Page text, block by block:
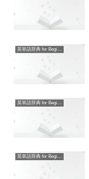
英単語辞典 for Beginners
英単語辞典 for Beginners
英単語辞典 for Beginners